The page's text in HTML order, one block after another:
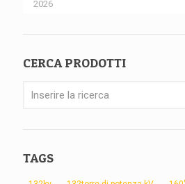
2026
CERCA PRODOTTI
TAGS